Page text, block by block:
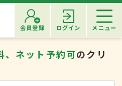
会員登録 ログイン メニュー
、ネット予約可のクリ